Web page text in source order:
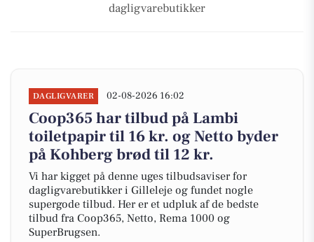
dagligvarebutikker
DAGLIGVARER 02-08-2026 16:02
Coop365 har tilbud på Lambi
toiletpapir til 16 kr. og Netto byder
på Kohberg brød til 12 kr.
Vi har kigget på denne uges tilbudsaviser for
dagligvarebutikker i Gilleleje og fundet nogle
supergode tilbud. Her er et udpluk af de bedste
tilbud fra Coop365, Netto, Rema 1000 og
SuperBrugsen.